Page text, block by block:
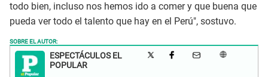
todo bien, incluso nos hemos ido a comer y que buena que
pueda ver todo el talento que hay en el Perú", sostuvo.
SOBRE EL AUTOR:
ESPECTÁCULOS EL
POPULAR